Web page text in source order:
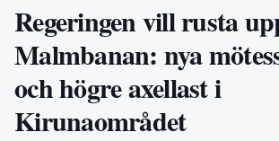
Regeringen vill rusta
Malmbanan: nya
och högre axellast i
Kirunaområdet